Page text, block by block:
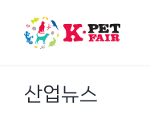
content
산업뉴스